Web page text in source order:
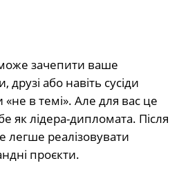
зачепити ваше
або навіть сусіди
в темі». Але для вас це
як лідера-дипломата. Після
легше реалізовувати
проєкти.